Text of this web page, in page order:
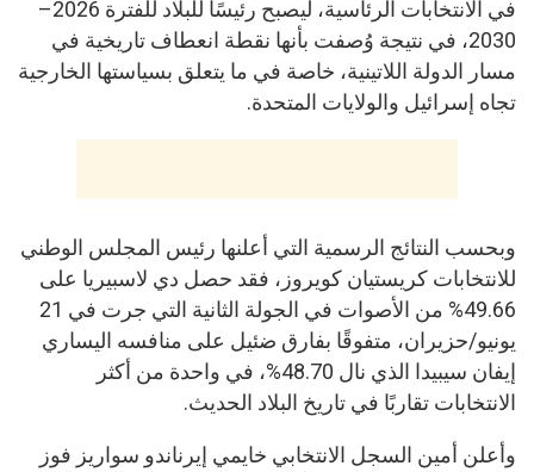
في الانتخابات الرئاسية، ليصبح رئيسًا للبلاد للفترة 2026–
2030، في نتيجة وُصفت بأنها نقطة انعطاف تاريخية في
مسار الدولة اللاتينية، خاصة في ما يتعلق بسياستها الخارجية
تجاه إسرائيل والولايات المتحدة.
وبحسب النتائج الرسمية التي أعلنها رئيس المجلس الوطني
للانتخابات كريستيان كويروز، فقد حصل دي لاسبيريا على
49.66% من الأصوات في الجولة الثانية التي جرت في 21
يونيو/حزيران، متفوقًا بفارق ضئيل على منافسه اليساري
إيفان سيبيدا الذي نال 48.70%، في واحدة من أكثر
الانتخابات تقاربًا في تاريخ البلاد الحديث.
وأعلن أمين السجل الانتخابي خايمي إيرناندو سواريز فوز